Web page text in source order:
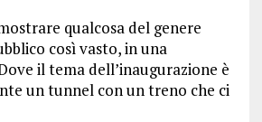
qualcosa del genere
così vasto, in una
il tema dell’inaugurazione è
un tunnel con un treno che ci